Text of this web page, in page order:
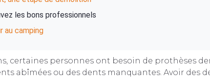
les bons professionnels
au camping
certaines personnes ont besoin de prothèses
abîmées ou des dents manquantes. Avoir des